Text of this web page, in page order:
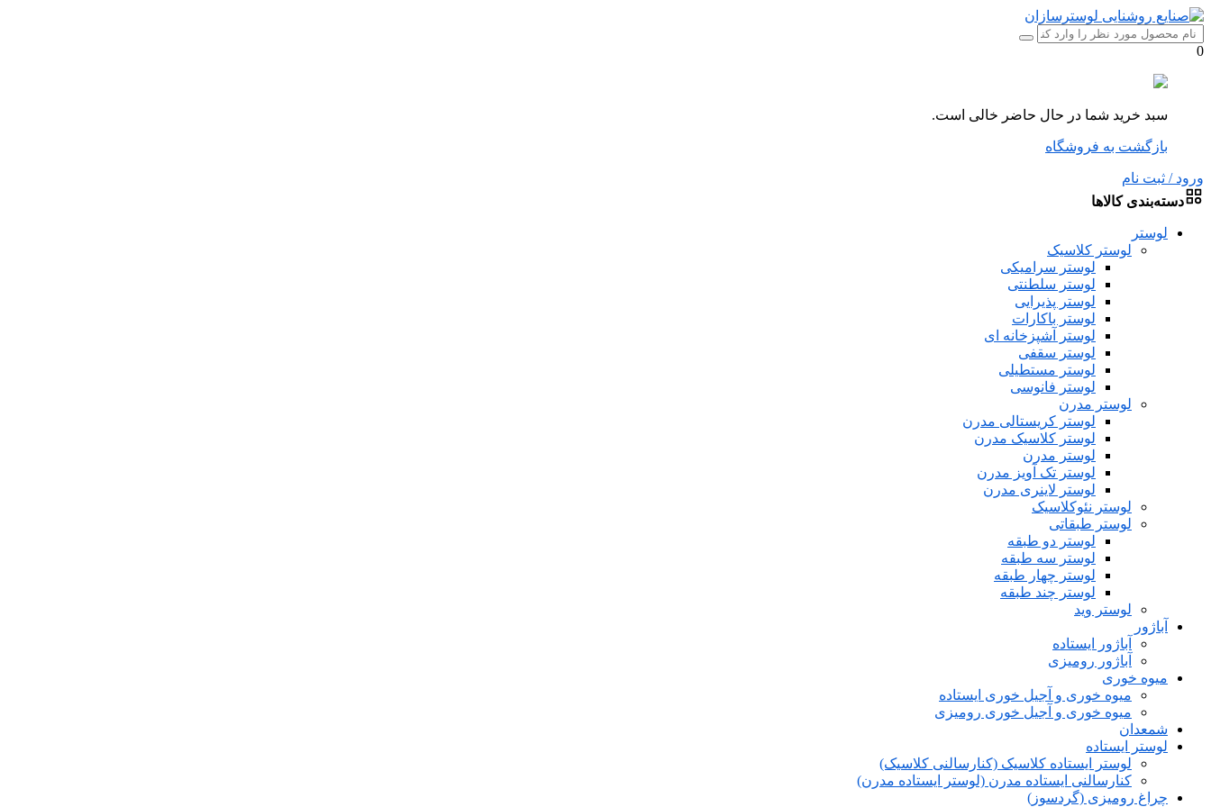
0
سبد خرید شما در حال حاضر خالی است.
بازگشت به فروشگاه
ورود / ثبت نام
دسته‌بندی کالاها
لوستر
لوستر کلاسیک
لوستر سرامیکی
لوستر سلطنتی
لوستر پذیرایی
لوستر باکارات
لوستر آشپزخانه ای
لوستر سقفی
لوستر مستطیلی
لوستر فانوسی
لوستر مدرن
لوستر کریستالی مدرن
لوستر کلاسیک مدرن
لوستر مدرن
لوستر تک آویز مدرن
لوستر لاینری مدرن
لوستر نئوکلاسیک
لوستر طبقاتی
لوستر دو طبقه
لوستر سه طبقه
لوستر چهار طبقه
لوستر چند طبقه
لوستر وید
آباژور
آباژور ایستاده
آباژور رومیزی
میوه خوری
میوه خوری و آجیل خوری ایستاده
میوه خوری و آجیل خوری رومیزی
شمعدان
لوستر ایستاده
لوستر ایستاده کلاسیک (کنارسالنی کلاسیک)
کنارسالنی ایستاده مدرن (لوستر ایستاده مدرن)
چراغ رومیزی (گردسوز)